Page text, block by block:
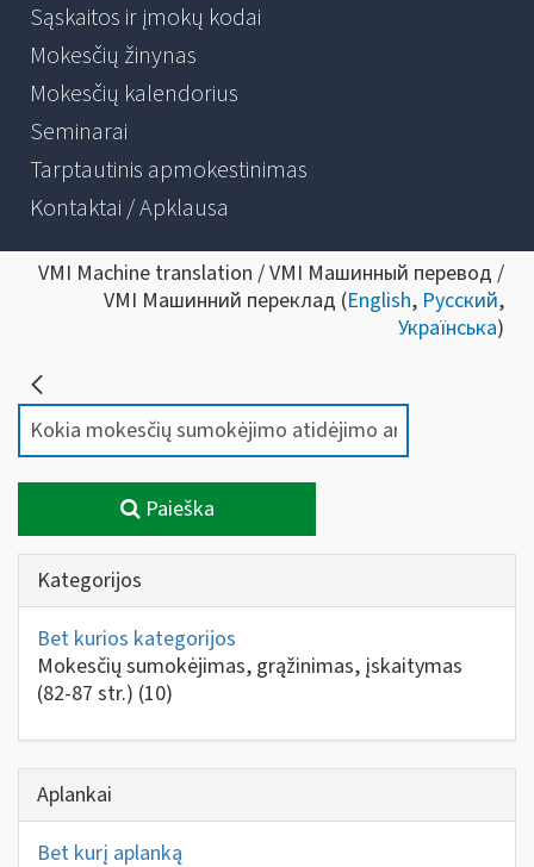
Sąskaitos ir įmokų kodai
Mokesčių žinynas
Mokesčių kalendorius
Seminarai
Tarptautinis apmokestinimas
Kontaktai / Apklausa
VMI Machine translation / VMI Машинный перевод /
VMI Машинний переклад (English, Русский,
Українська)
Paieška
Kategorijos
Bet kurios kategorijos
Mokesčių sumokėjimas, grąžinimas, įskaitymas
(82-87 str.) (10)
Aplankai
Bet kurį aplanką